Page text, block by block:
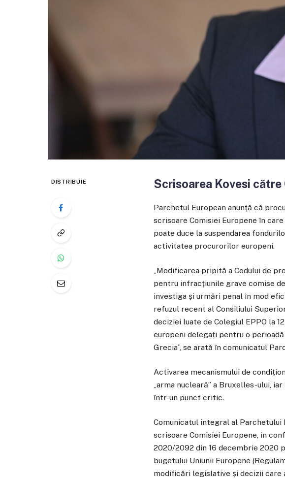
DISTRIBUIE Scrisoarea Kovesi către
Parchetul European anunță că
scrisoare Comisiei Europene în
poate duce la suspendarea
activitatea procurorilor europeni.
„Modificarea pripită a Codului de
pentru infracțiunile grave comise
investiga și urmări penal în mod
refuzul recent al Consiliului
deciziei luate de Colegiul EPPO la
europeni delegați pentru o
Grecia”, se arată în comunicatul
Activarea mecanismului de
„arma nucleară” a Bruxelles-ului,
într-un punct critic.
Comunicatul integral al Parchetului
scrisoare Comisiei Europene, în
2020/2092 din 16 decembrie 2020
bugetului Uniunii Europene
modificări legislative și decizii care